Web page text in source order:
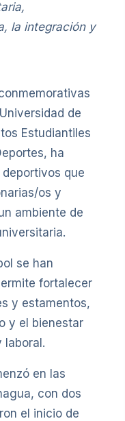
la integración y
de
Estudiantiles
ha
que
os y
ambiente de
se han
fortalecer
y estamentos,
y el bienestar
laboral.
en las
con dos
el inicio de